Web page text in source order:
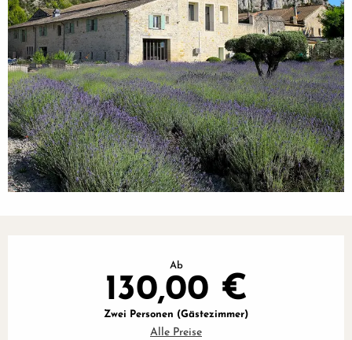
Ab
130,00 €
Zwei Personen (Gästezimmer)
Alle Preise